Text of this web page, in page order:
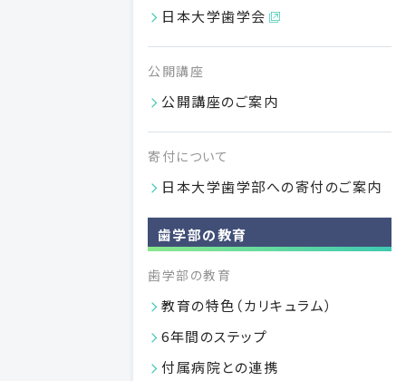
日本大学歯学会
公開講座
公開講座のご案内
寄付について
日本大学歯学部への寄付のご案内
歯学部の教育
歯学部の教育
教育の特色（カリキュラム）
6年間のステップ
付属病院との連携
学部案内2027パンフレット
学部案内2027パンフレットを掲載いたしました。